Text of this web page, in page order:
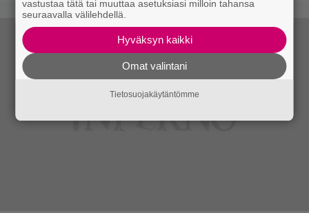
vastustaa tätä tai muuttaa asetuksiasi milloin tahansa
seuraavalla välilehdellä.
Hyväksyn kaikki
Omat valintani
Tietosuojakäytäntömme